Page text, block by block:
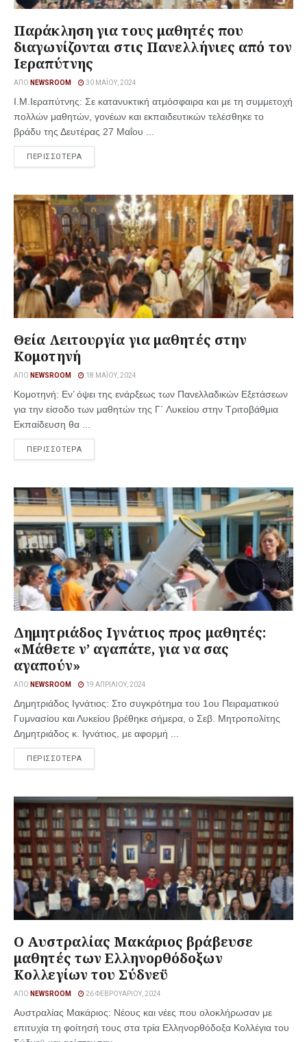
Παράκληση για τους μαθητές που
διαγωνίζονται στις Πανελλήνιες από τον
Ιεραπύτνης
ΑΠΌ NEWSROOM 30 ΜΑΪ́ΟΥ, 2024
Ι.Μ.Ιεραπύτνης: Σε κατανυκτική ατμόσφαιρα και με τη συμμετοχή
πολλών μαθητών, γονέων και εκπαιδευτικών τελέσθηκε το
βράδυ της Δευτέρας 27 Μαΐου ...
ΠΕΡΙΣΣΟΤΕΡΑ
Θεία Λειτουργία για μαθητές στην
Κομοτηνή
ΑΠΌ NEWSROOM 18 ΜΑΪ́ΟΥ, 2024
Κομοτηνή: Εν’ όψει της ενάρξεως των Πανελλαδικών Εξετάσεων
για την είσοδο των μαθητών της Γ΄ Λυκείου στην Τριτοβάθμια
Εκπαίδευση θα ...
ΠΕΡΙΣΣΟΤΕΡΑ
Δημητριάδος Ιγνάτιος προς μαθητές:
«Μάθετε ν’ αγαπάτε, για να σας
αγαπούν»
ΑΠΌ NEWSROOM 19 ΑΠΡΙΛΊΟΥ, 2024
Δημητριάδος Ιγνάτιος: Στο συγκρότημα του 1ου Πειραματικού
Γυμνασίου και Λυκείου βρέθηκε σήμερα, ο Σεβ. Μητροπολίτης
Δημητριάδος κ. Ιγνάτιος, με αφορμή ...
ΠΕΡΙΣΣΟΤΕΡΑ
Ο Αυστραλίας Μακάριος βράβευσε
μαθητές των Ελληνορθόδοξων
Κολλεγίων του Σύδνεϋ
ΑΠΌ NEWSROOM 26 ΦΕΒΡΟΥΑΡΊΟΥ, 2024
Αυστραλίας Μακάριος: Νέους και νέες που ολοκλήρωσαν με
επιτυχία τη φοίτησή τους στα τρία Ελληνορθόδοξα Κολλέγια του